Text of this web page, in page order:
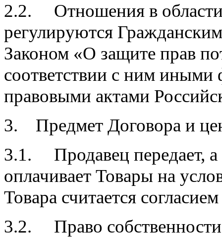
2.2. Отношения в области
регулируются
Законом «О защите прав
соответствии с ним
правовыми актами
3. Предмет Договора и
3.1. Продавец передает, а
оплачивает Товары на
Товара считается
3.2. Право собственности